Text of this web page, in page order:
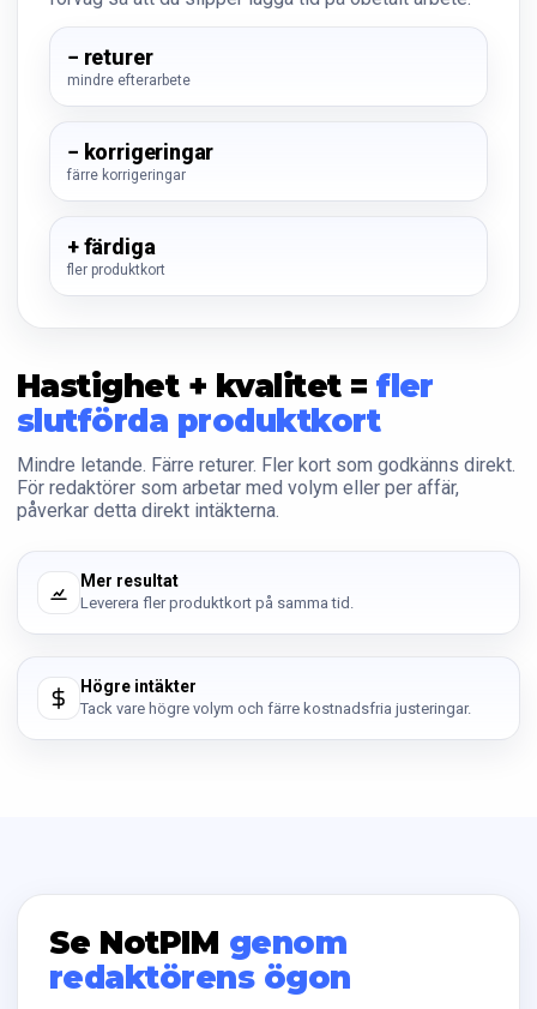
− returer
mindre efterarbete
− korrigeringar
färre korrigeringar
+ färdiga
fler produktkort
Hastighet + kvalitet =fler
slutförda produktkort
Mindre letande. Färre returer. Fler kort som godkänns direkt.
För redaktörer som arbetar med volym eller per affär,
påverkar detta direkt intäkterna.
Mer resultat
Leverera fler produktkort på samma tid.
Högre intäkter
Tack vare högre volym och färre kostnadsfria justeringar.
Se NotPIM genom
redaktörens ögon